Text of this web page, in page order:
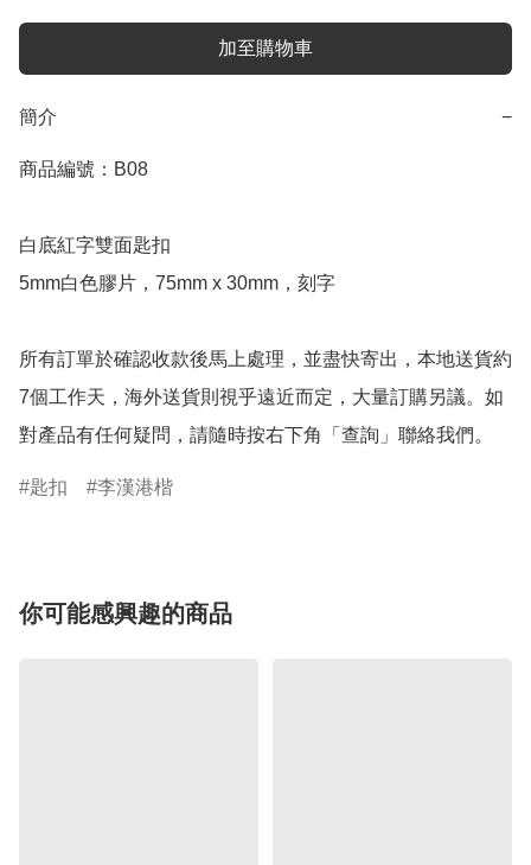
加至購物車
簡介 −
商品編號：B08
白底紅字雙面匙扣
5mm白色膠片，75mm x 30mm，刻字
所有訂單於確認收款後馬上處理，並盡快寄出，本地送貨約
7個工作天，海外送貨則視乎遠近而定，大量訂購另議。如
對產品有任何疑問，請隨時按右下角「查詢」聯絡我們。
匙扣 李漢港楷
你可能感興趣的商品